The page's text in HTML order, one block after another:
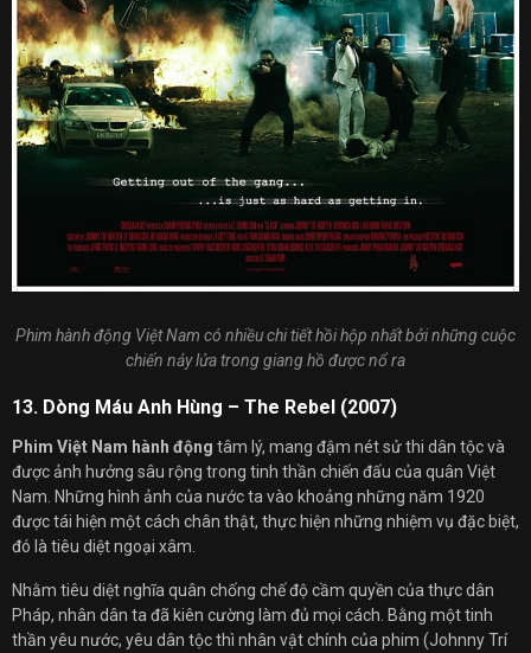
Phim hành động Việt Nam có nhiều chi tiết hồi hộp nhất bởi những cuộc
chiến nảy lửa trong giang hồ được nổ ra
13. Dòng Máu Anh Hùng – The Rebel (2007)
Phim Việt Nam hành động tâm lý, mang đậm nét sử thi dân tộc và
được ảnh hưởng sâu rộng trong tinh thần chiến đấu của quân Việt
Nam. Những hình ảnh của nước ta vào khoảng những năm 1920
được tái hiện một cách chân thật, thực hiện những nhiệm vụ đặc biệt,
đó là tiêu diệt ngoại xâm.
Nhằm tiêu diệt nghĩa quân chống chế độ cầm quyền của thực dân
Pháp, nhân dân ta đã kiên cường làm đủ mọi cách. Bằng một tinh
thần yêu nước, yêu dân tộc thì nhân vật chính của phim (Johnny Trí